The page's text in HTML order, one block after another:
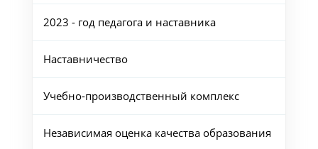
2023 - год педагога и наставника
Наставничество
Учебно-производственный комплекс
Независимая оценка качества образования